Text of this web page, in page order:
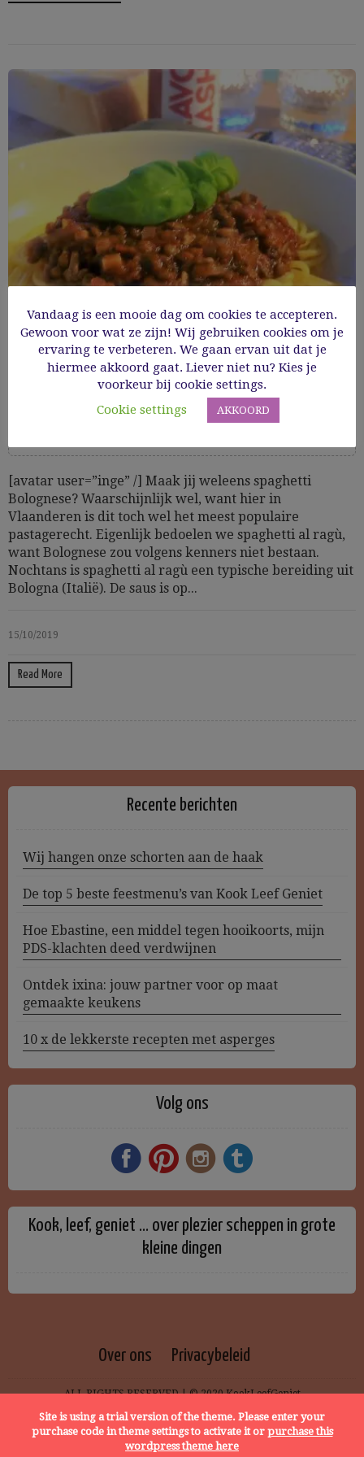
Vegetarische spaghetti Bolognese
Glutenvrij Glutenvrije pasta
Groenten
[avatar user=”inge” /] Maak jij weleens spaghetti
Bolognese? Waarschijnlijk wel, want hier in
Vlaanderen is dit toch wel het meest populaire
pastagerecht. Eigenlijk bedoelen we spaghetti al ragù,
want Bolognese zou volgens kenners niet bestaan.
Nochtans is spaghetti al ragù een typische bereiding uit
Bologna (Italië). De saus is op...
15/10/2019
Read More
Recente berichten
Wij hangen onze schorten aan de haak
De top 5 beste feestmenu’s van Kook Leef Geniet
Hoe Ebastine, een middel tegen hooikoorts, mijn
PDS-klachten deed verdwijnen
Ontdek ixina: jouw partner voor op maat
gemaakte keukens
10 x de lekkerste recepten met asperges
Volg ons
Kook, leef, geniet … over plezier scheppen in grote
kleine dingen
Over ons Privacybeleid
ALL RIGHTS RESERVED | © 2020 KookLeefGeniet
Vandaag is een mooie dag om cookies te accepteren.
Gewoon voor wat ze zijn! Wij gebruiken cookies om je
ervaring te verbeteren. We gaan ervan uit dat je
hiermee akkoord gaat. Liever niet nu? Kies je
voorkeur bij cookie settings.
Cookie settings
AKKOORD
Site is using a trial version of the theme. Please enter your
purchase code in theme settings to activate it or purchase this
wordpress theme here